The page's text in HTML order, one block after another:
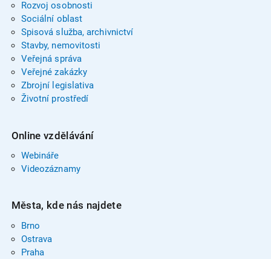
Rozvoj osobnosti
Sociální oblast
Spisová služba, archivnictví
Stavby, nemovitosti
Veřejná správa
Veřejné zakázky
Zbrojní legislativa
Životní prostředí
Online vzdělávání
Webináře
Videozáznamy
Města, kde nás najdete
Brno
Ostrava
Praha